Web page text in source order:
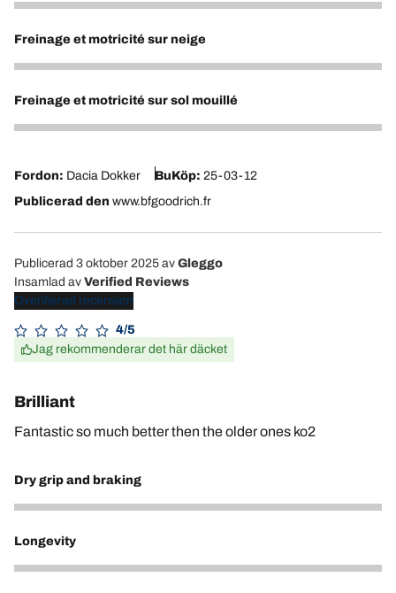
5
Freinage et motricité sur neige
5
Freinage et motricité sur sol mouillé
5
Fordon: Dacia Dokker BuKöp: 25-03-12
Publicerad den www.bfgoodrich.fr
Publicerad 3 oktober 2025 av Gleggo
Insamlad av Verified Reviews
Overifierad recension
4/5
Jag rekommenderar det här däcket
Brilliant
Fantastic so much better then the older ones ko2
Dry grip and braking
4
Longevity
4